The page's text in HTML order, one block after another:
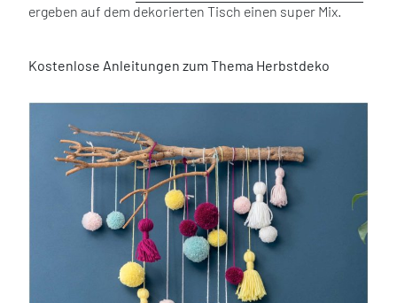
ergeben auf dem dekorierten Tisch einen super Mix.
Kostenlose Anleitungen zum Thema Herbstdeko